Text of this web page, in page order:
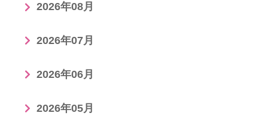
2026年08月
2026年07月
2026年06月
2026年05月